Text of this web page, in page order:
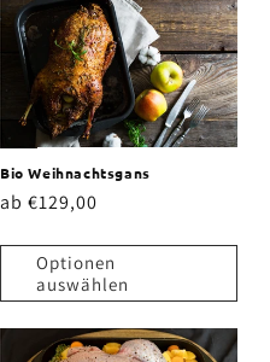
Bio Weihnachtsgans
Normaler
ab €129,00
Optionen
auswählen